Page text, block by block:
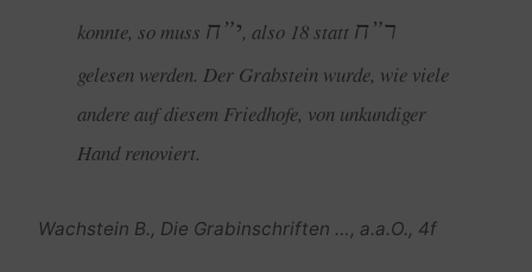
konnte, so muss י”ח, also 18 statt ר”ח
gelesen werden. Der Grabstein wurde, wie viele
andere auf diesem Friedhofe, von unkundiger
Hand renoviert.
Wachstein B., Die Grabinschriften …, a.a.O., 4f